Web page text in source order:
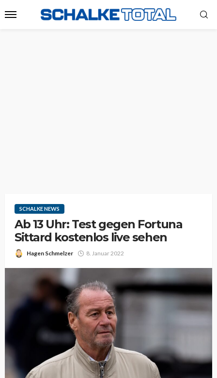
SCHALKE NEWS
Ab 13 Uhr: Test gegen Fortuna
Sittard kostenlos live sehen
Hagen Schmelzer 8. Januar 2022